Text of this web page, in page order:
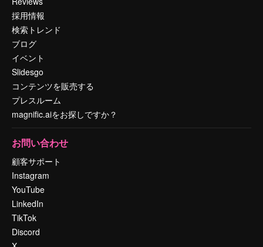
採用情報
検索トレンド
ブログ
イベント
Slidesgo
コンテンツを販売する
プレスルーム
magnific.aiをお探しですか？
お問い合わせ
顧客サポート
Instagram
YouTube
LinkedIn
TikTok
Discord